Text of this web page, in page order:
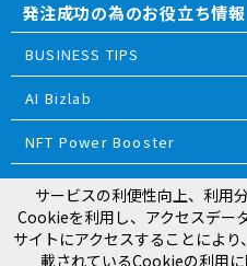
WEBから相談
発注成功の為のお役立ち情報
BUSINESS TIPS
AI Bizlab
NFT Power Booster
© 2018
サービスの利便性向上、利用
Cookieを利用し、アクセスデー
サイトにアクセスすることにより、
載されているCookieの利用に